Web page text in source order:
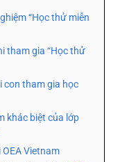
“Học thử miễn
tham gia “Học thử
con tham gia học
khác biệt của lớp
Vietnam